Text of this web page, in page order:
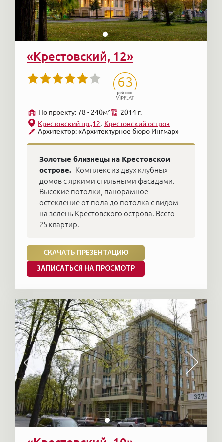
«Крестовский, 12»
63
По проекту: 78 - 240м² 2014 г.
Архитектор: «Архитектурное бюро Ингмар»
Крестовский пр.,12 Крестовский остров
Золотые близнецы на Крестовском
острове. Комплекс из двух клубных
домов с яркими стильными фасадами.
Высокие потолки, панорамное
остекление от пола до потолка с видом
на зелень Крестовского острова. Всего
25 квартир.
СКАЧАТЬ ПРЕЗЕНТАЦИЮ
ЗАПИСАТЬСЯ НА ПРОСМОТР